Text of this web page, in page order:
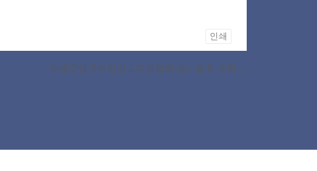
인쇄
오레곤밴쿠버한인교회연합회 임시총회 개최 »